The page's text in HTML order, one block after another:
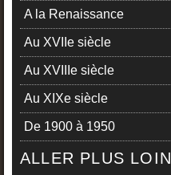
A la Renaissance
Au XVIIe siècle
Au XVIIIe siècle
Au XIXe siècle
De 1900 à 1950
ALLER PLUS LOIN